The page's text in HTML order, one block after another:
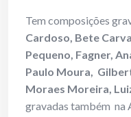
Tem composições
Cardoso, Bete
Pequeno, Fagner,
Paulo Moura,
Moraes Moreira,
gravadas também na